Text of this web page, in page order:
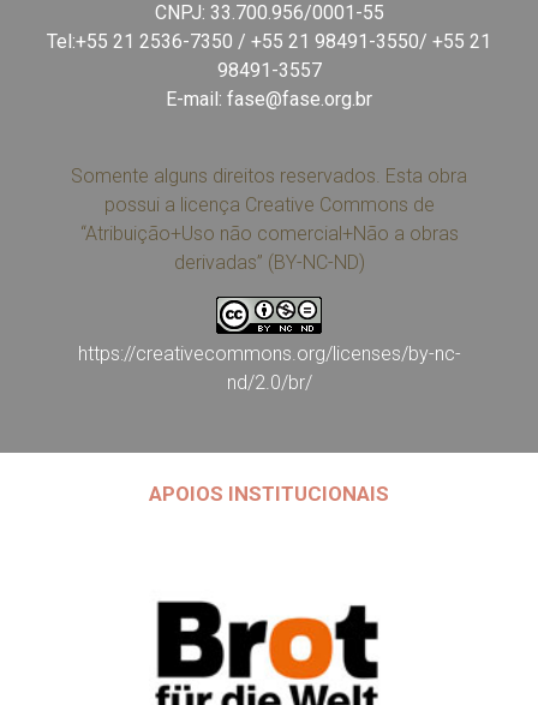
CNPJ: 33.700.956/0001-55
Tel:+55 21 2536-7350 / +55 21 98491-3550/ +55 21
98491-3557
E-mail: fase@fase.org.br
Somente alguns direitos reservados. Esta obra
possui a licença Creative Commons de
“Atribuição+Uso não comercial+Não a obras
derivadas” (BY-NC-ND)
https://creativecommons.org/licenses/by-nc-
nd/2.0/br/
APOIOS INSTITUCIONAIS